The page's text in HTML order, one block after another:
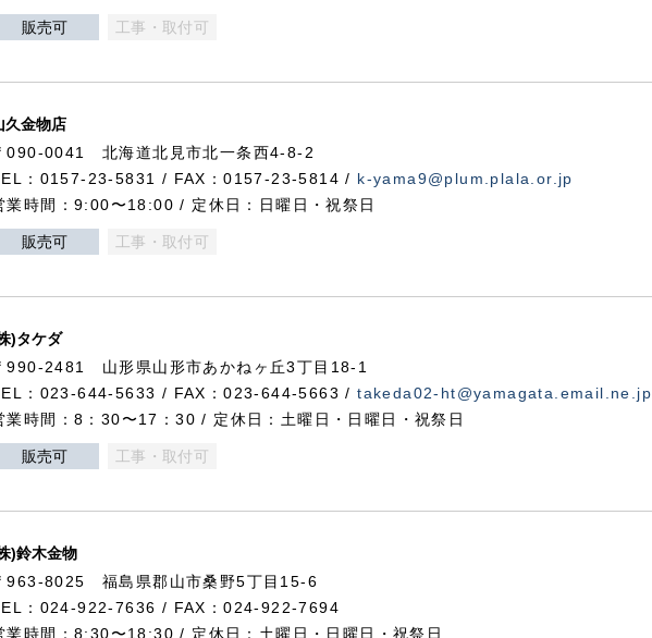
販売可 工事・取付可
久金物店
090-0041 北海道北見市北一条西4-8-2
：0157-23-5831 / FAX：0157-23-5814 / k-yama9@plum.plala.or.jp
業時間：9:00〜18:00 / 定休日：日曜日・祝祭日
販売可 工事・取付可
)タケダ
990-2481 山形県山形市あかねヶ丘3丁目18-1
：023-644-5633 / FAX：023-644-5663 /takeda02-ht@yamagata.email.ne.jp
業時間：8：30〜17：30 / 定休日：土曜日・日曜日・祝祭日
販売可 工事・取付可
)鈴木金物
963-8025 福島県郡山市桑野5丁目15-6
：024-922-7636 / FAX：024-922-7694
業時間：8:30〜18:30 / 定休日：土曜日・日曜日・祝祭日